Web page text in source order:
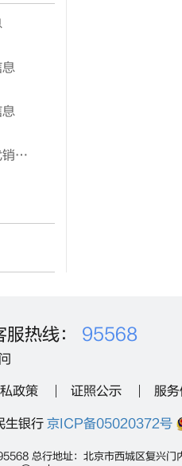
息
息
代销私募产品（含代销保险产品）
热线： 95568
政策 证照公示 服
生银行 京ICP备05020372号
总行地址：北京市西城区复兴门